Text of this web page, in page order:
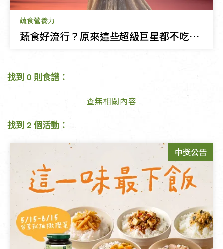
蔬食營養力
蔬食好流行？原來這些超級巨星都不吃肉！
找到 0 則食譜：
查無相關內容
找到 2 個活動：
中獎公告